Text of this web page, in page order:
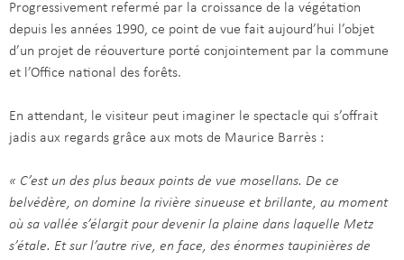
Progressivement refermé par la croissance de la végétation
depuis les années 1990, ce point de vue fait aujourd’hui l’objet
d’un projet de réouverture porté conjointement par la commune
et l’Office national des forêts.
En attendant, le visiteur peut imaginer le spectacle qui s’offrait
jadis aux regards grâce aux mots de Maurice Barrès :
« C’est un des plus beaux points de vue mosellans. De ce
belvédère, on domine la rivière sinueuse et brillante, au moment
où sa vallée s’élargit pour devenir la plaine dans laquelle Metz
s’étale. Et sur l’autre rive, en face, des énormes taupinières de